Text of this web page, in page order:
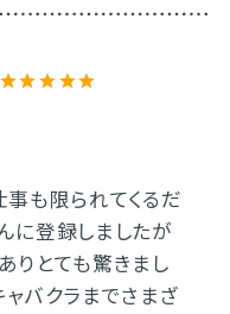
も限られてくるだ
に登録しましたが
りとても驚きまし
バクラまでさまざ